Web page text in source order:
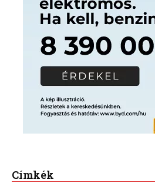
Címkék